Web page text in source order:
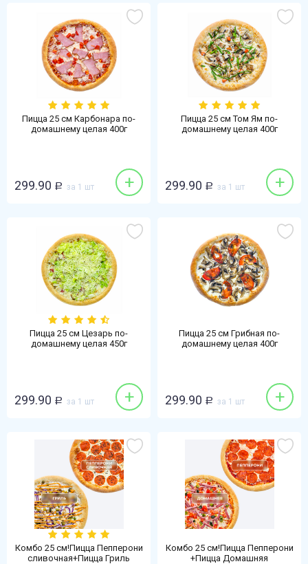
Пицца 25 см Карбонара по-
домашнему целая 400г
299.90 Р за 1 шт +
Пицца 25 см Том Ям по-
домашнему целая 400г
299.90 Р за 1 шт +
Пицца 25 см Цезарь по-
домашнему целая 450г
299.90 Р за 1 шт +
Пицца 25 см Грибная по-
домашнему целая 400г
299.90 Р за 1 шт +
Комбо 25 см!Пицца Пепперони
сливочная+Пицца Гриль
Комбо 25 см!Пицца Пепперони
+Пицца Домашняя